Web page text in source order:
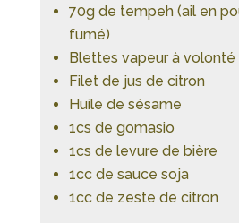
70g de tempeh (ail en
fumé)
Blettes vapeur à volonté
Filet de jus de citron
Huile de sésame
1cs de gomasio
1cs de levure de bière
1cc de sauce soja
1cc de zeste de citron